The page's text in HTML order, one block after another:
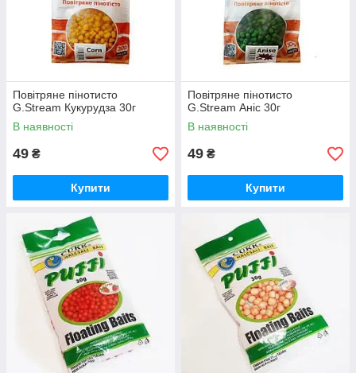
Повітряне пінотисто
G.Stream Кукурудза 30г
В наявності
49 ₴
Купити
Повітряне пінотисто
G.Stream Аніс 30г
В наявності
49 ₴
Купити